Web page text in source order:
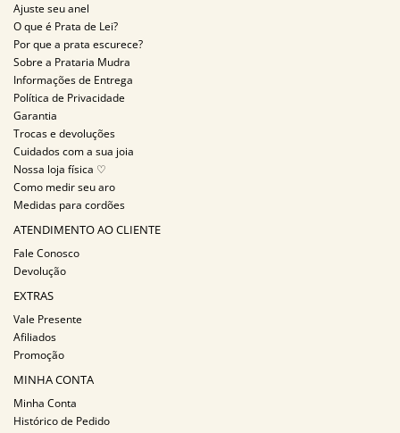
Ajuste seu anel
O que é Prata de Lei?
Por que a prata escurece?
Sobre a Prataria Mudra
Informações de Entrega
Política de Privacidade
Garantia
Trocas e devoluções
Cuidados com a sua joia
Nossa loja física ♡
Como medir seu aro
Medidas para cordões
ATENDIMENTO AO CLIENTE
Fale Conosco
Devolução
EXTRAS
Vale Presente
Afiliados
Promoção
MINHA CONTA
Minha Conta
Histórico de Pedido